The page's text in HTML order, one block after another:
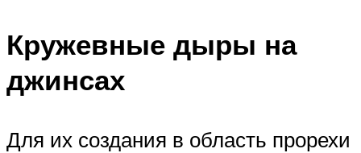
Кружевные дыры на
джинсах
Для их создания в область прорехи